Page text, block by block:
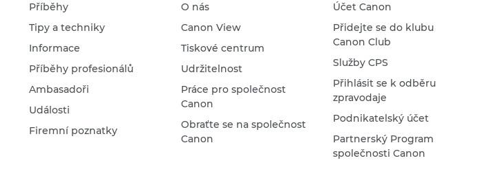
Příběhy
Tipy a techniky
Informace
Příběhy profesionálů
Ambasadoři
Události
Firemní poznatky
O nás
Canon View
Tiskové centrum
Udržitelnost
Práce pro společnost
Canon
Obraťte se na společnost
Canon
Účet Canon
Přidejte se do klubu
Canon Club
Služby CPS
Přihlásit se k odběru
zpravodaje
Podnikatelský účet
Partnerský Program
společnosti Canon